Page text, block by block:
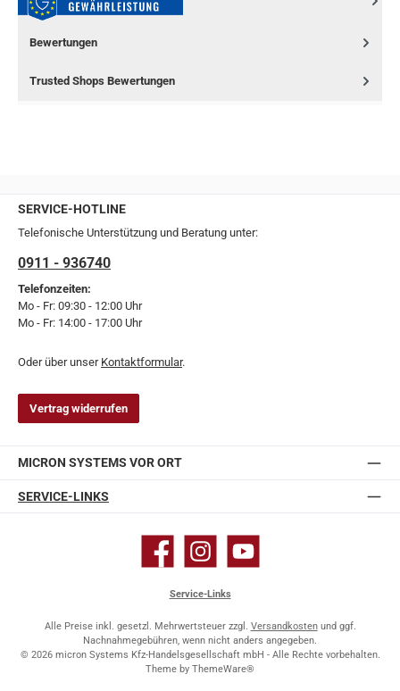
Bewertungen
Trusted Shops Bewertungen
SERVICE-HOTLINE
Telefonische Unterstützung und Beratung unter:
0911 - 936740
Telefonzeiten:
Mo - Fr: 09:30 - 12:00 Uhr
Mo - Fr: 14:00 - 17:00 Uhr
Oder über unser Kontaktformular.
Vertrag widerrufen
MICRON SYSTEMS VOR ORT
SERVICE-LINKS
Facebook Instagram YouTube
Service-Links
Alle Preise inkl. gesetzl. Mehrwertsteuer zzgl. Versandkostenund ggf.
Nachnahmegebühren, wenn nicht anders angegeben.
© 2026 micron Systems Kfz-Handelsgesellschaft mbH - Alle Rechte vorbehalten.
Theme by ThemeWare®